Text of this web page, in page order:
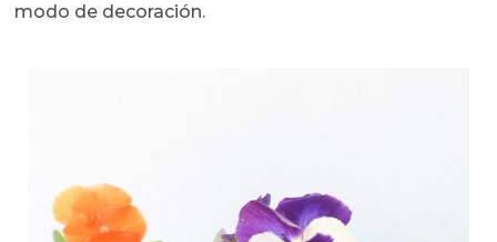
modo de decoración.